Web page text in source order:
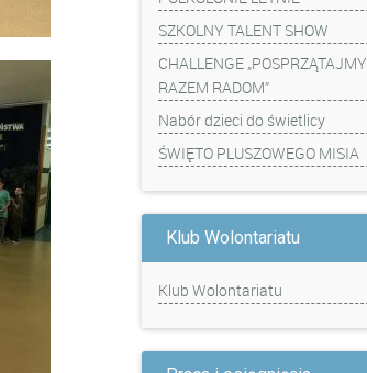
SZKOLNY TALENT SHOW
CHALLENGE „POSPRZĄTAJMY
RAZEM RADOM”
Nabór dzieci do świetlicy
ŚWIĘTO PLUSZOWEGO MISIA
Klub Wolontariatu
Klub Wolontariatu